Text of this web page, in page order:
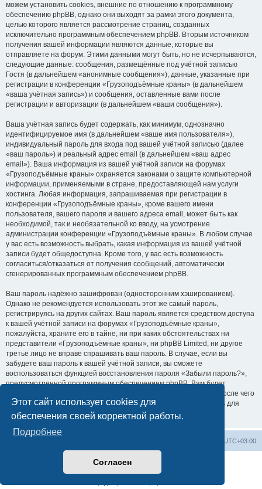
Этот сайт использует cookies для
обеспечения своей корректной работы.
Подробнее
Согласен
можем установить cookies, внешние по отношению к программному
обеспечению phpBB, однако они выходят за рамки этого документа,
целью которого является рассмотрение страниц, созданных
исключительно программным обеспечением phpBB. Вторым источником
получения вашей информации являются данные, которые вы
отправляете на форум. Этими данными могут быть, но не исчерпываются,
следующие данные: сообщения, размещённые под учётной записью
Гостя (в дальнейшем «анонимные сообщения»), данные, указанные при
регистрации в конференции «Грузоподъёмные краны» (в дальнейшем
«ваша учётная запись») и сообщения, оставленные вами после
регистрации и авторизации (в дальнейшем «ваши сообщения»).
Ваша учётная запись будет содержать, как минимум, однозначно
идентифицируемое имя (в дальнейшем «ваше имя пользователя»),
индивидуальный пароль для входа под вашей учётной записью (далее
«ваш пароль») и реальный адрес email (в дальнейшем «ваш адрес
email»). Ваша информация из вашей учётной записи на форумах
«Грузоподъёмные краны» охраняется законами о защите компьютерной
информации, применяемыми в стране, предоставляющей нам услуги
хостинга. Любая информация, запрашиваемая при регистрации в
конференции «Грузоподъёмные краны», кроме вашего имени
пользователя, вашего пароля и вашего адреса email, может быть как
необходимой, так и необязательной ко вводу, на усмотрение
администрации конференции «Грузоподъёмные краны». В любом случае
у вас есть возможность выбрать, какая информация из вашей учётной
записи будет общедоступна. Кроме того, у вас есть возможность
согласиться/отказаться от получения сообщений, автоматически
сгенерированных программным обеспечением phpBB.
Ваш пароль надёжно зашифрован (односторонним хэшированием).
Однако не рекомендуется использовать этот же самый пароль,
регистрируясь на других сайтах. Ваш пароль является средством доступа
к вашей учётной записи на форумах «Грузоподъёмные краны»,
пожалуйста, храните его в тайне, ни при каких обстоятельствах ни
представители «Грузоподъёмные краны», ни phpBB Limited, ни другое
третье лицо не вправе спрашивать ваш пароль. В случае, если вы
забудете ваш пароль к вашей учётной записи, вы сможете
воспользоваться функцией восстановления пароля «Забыли пароль?»,
предусмотренной программным обеспечением phpBB. Вам будет
необходимо ввести ваше имя пользователя и ваш адрес email, после чего
программное обеспечение phpBB сгенерирует вам новый пароль для
вашей учётной записи.
UTC+03:00
Создано на основеphpBB® Forum Software © phpBB Limited
Русская поддержка phpBB